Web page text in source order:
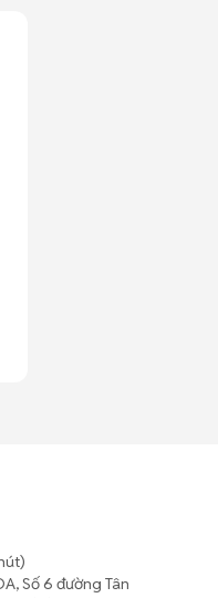
Số 6 đường Tân